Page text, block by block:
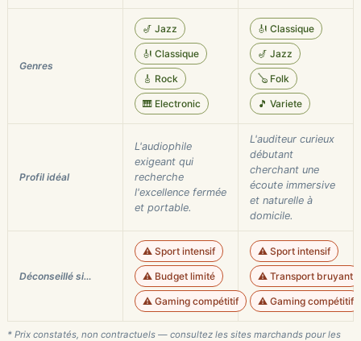
Genres
🎷 Jazz
🎻 Classique
🎸 Rock
🎹 Electronic
🎻 Classique
🎷 Jazz
🪕 Folk
🎵 Variete
Profil idéal
L'audiophile
exigeant qui
recherche
l'excellence fermée
et portable.
L'auditeur curieux
débutant
cherchant une
écoute immersive
et naturelle à
domicile.
Déconseillé si…
⚠️ Sport intensif
⚠️ Budget limité
⚠️ Gaming compétitif
⚠️ Sport intensif
⚠️ Transport bruyant
⚠️ Gaming compétitif
* Prix constatés, non contractuels — consultez les sites marchands pour les